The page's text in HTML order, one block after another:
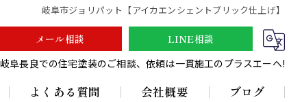
岐阜市ジョリパット【アイカエンシェントブリック仕上げ】
メール相談
LINE相談
岐阜長良での住宅塗装のご相談、依頼は一貫施工のプラスエーへ!
よくある質問 会社概要 ブログ